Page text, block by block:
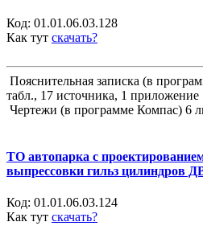
Код: 01.01.06.03.128
Как тут скачать?
Пояснительная записка (в
табл., 17 источника, 1 приложение
Чертежи (в программе Компас) 6
ТО автопарка с
выпрессовки гильз цилиндров
Код: 01.01.06.03.124
Как тут скачать?